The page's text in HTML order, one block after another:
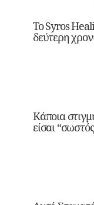
Το Syros
δεύτερη
Κάποια
είσαι